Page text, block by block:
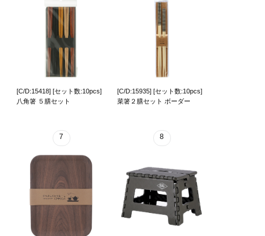
[C/D:15418] [セット数:10pcs]
八角箸 ５膳セット
[C/D:15935] [セット数:10pcs]
菜箸２膳セット ボーダー
7 8